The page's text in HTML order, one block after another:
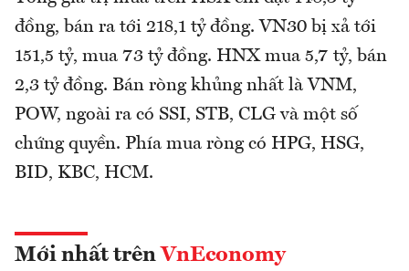
đồng, bán ra tới 218,1 tỷ đồng. VN30 bị xả tới
151,5 tỷ, mua 73 tỷ đồng. HNX mua 5,7 tỷ, bán
2,3 tỷ đồng. Bán ròng khủng nhất là VNM,
POW, ngoài ra có SSI, STB, CLG và một số
chứng quyền. Phía mua ròng có HPG, HSG,
BID, KBC, HCM.
Mới nhất trên VnEconomy